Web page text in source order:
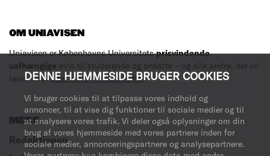
DENNE HJEMMESIDE BRUGER COOKIES
Vi bruger cookies til at tilpasse vores indhold og
annoncer, til at vise dig funktioner til sociale medier og til
at analysere vores trafik. Vi deler også oplysninger om din
brug af vores hjemmeside med vores partnere inden for
sociale medier, annonceringspartnere og analysepartnere.
OM UNIAVISEN
Uniavisen er Københavns Universitetsprisvindende,
uafhængige avis til studerende og ansatte – og alle andre, der vil
læse med.Læs mere om avisen her.
MERE
Redaktionen